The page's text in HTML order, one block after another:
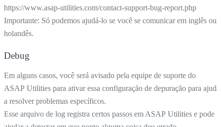
https://www.asap-utilities.com/contact-support-bug-report.php
Importante: Só podemos ajudá-lo se você se comunicar em inglês ou
holandês.
Debug
Em alguns casos, você será avisado pela equipe de suporte do
ASAP Utilities para ativar essa configuração de depuração para
a resolver problemas específicos.
Esse arquivo de log registra certos passos em ASAP Utilities e pode